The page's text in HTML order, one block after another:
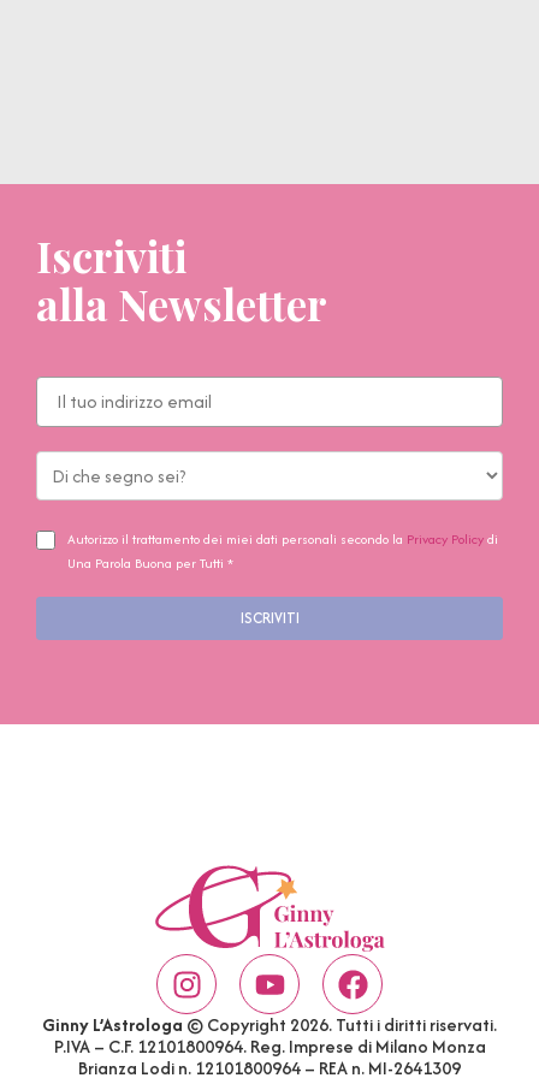
Iscriviti
alla Newsletter
Autorizzo il trattamento dei miei dati personali secondo la Privacy Policydi
Una Parola Buona per Tutti *
ISCRIVITI
Ginny L’Astrologa © Copyright 2026. Tutti i diritti riservati.
P.IVA – C.F. 12101800964. Reg. Imprese di Milano Monza
Brianza Lodi n. 12101800964 – REA n. MI-2641309